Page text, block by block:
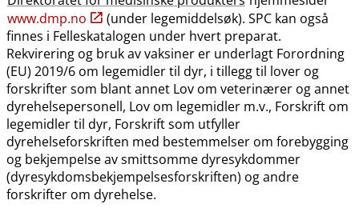
www.dmp.no
(under legemiddelsøk). SPC kan også
finnes i Felleskatalogen under hvert preparat.
Rekvirering og bruk av vaksiner er underlagt Forordning
(EU) 2019/6 om legemidler til dyr, i tillegg til lover og
forskrifter som blant annet Lov om veterinærer og annet
dyrehelsepersonell, Lov om legemidler m.v., Forskrift om
legemidler til dyr, Forskrift som utfyller
dyrehelseforskriften med bestemmelser om forebygging
og bekjempelse av smittsomme dyresykdommer
(dyresykdomsbekjempelsesforskriften) og andre
forskrifter om dyrehelse.